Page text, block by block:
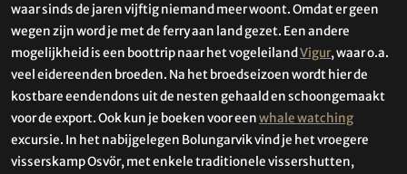
waar sinds de jaren vijftig niemand meer woont. Omdat er geen
wegen zijn word je met de ferry aan land gezet. Een andere
mogelijkheid is een boottrip naar het vogeleiland Vigur, waar o.a.
veel eidereenden broeden. Na het broedseizoen wordt hier de
kostbare eendendons uit de nesten gehaald en schoongemaakt
voor de export. Ook kun je boeken voor eenwhale watching
excursie. In het nabijgelegen Bolungarvik vind je het vroegere
visserskamp Osvör, met enkele traditionele vissershutten,